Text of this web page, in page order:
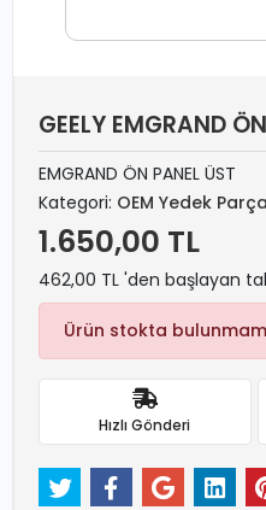
GEELY EMGRAND
EMGRAND ÖN PANEL ÜST
Kategori: OEM Yedek Parça
1.650,00 TL
462,00 TL 'den başlayan
Ürün stokta
Hızlı Gönderi